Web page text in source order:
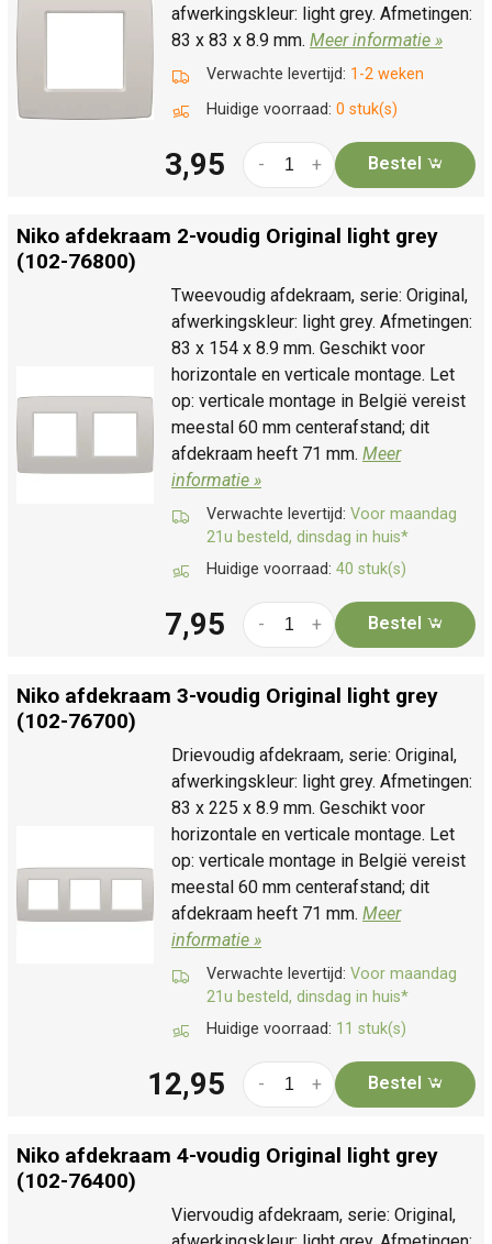
afwerkingskleur: light grey. Afmetingen:
83 x 83 x 8.9 mm. Meer informatie »
Verwachte levertijd: 1-2 weken
Huidige voorraad: 0 stuk(s)
3,95 +
- Bestel
Niko afdekraam 2-voudig Original light grey
(102-76800)
Tweevoudig afdekraam, serie: Original,
afwerkingskleur: light grey. Afmetingen:
83 x 154 x 8.9 mm. Geschikt voor
horizontale en verticale montage. Let
op: verticale montage in België vereist
meestal 60 mm centerafstand; dit
afdekraam heeft 71 mm. Meer
informatie »
Verwachte levertijd: Voor maandag
21u besteld, dinsdag in huis*
Huidige voorraad: 40 stuk(s)
7,95 +
- Bestel
Niko afdekraam 3-voudig Original light grey
(102-76700)
Drievoudig afdekraam, serie: Original,
afwerkingskleur: light grey. Afmetingen:
83 x 225 x 8.9 mm. Geschikt voor
horizontale en verticale montage. Let
op: verticale montage in België vereist
meestal 60 mm centerafstand; dit
afdekraam heeft 71 mm. Meer
informatie »
Verwachte levertijd: Voor maandag
21u besteld, dinsdag in huis*
Huidige voorraad: 11 stuk(s)
12,95 +
- Bestel
Niko afdekraam 4-voudig Original light grey
(102-76400)
Viervoudig afdekraam, serie: Original,